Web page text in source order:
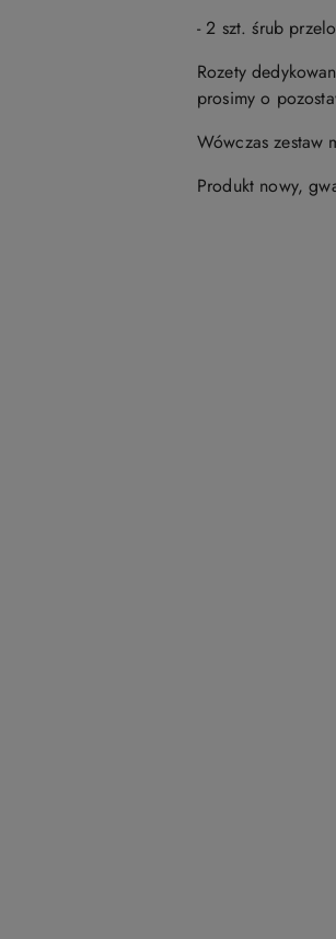
- 2 szt. śrub
Rozety
prosimy o
Wówczas zestaw
Produkt nowy,